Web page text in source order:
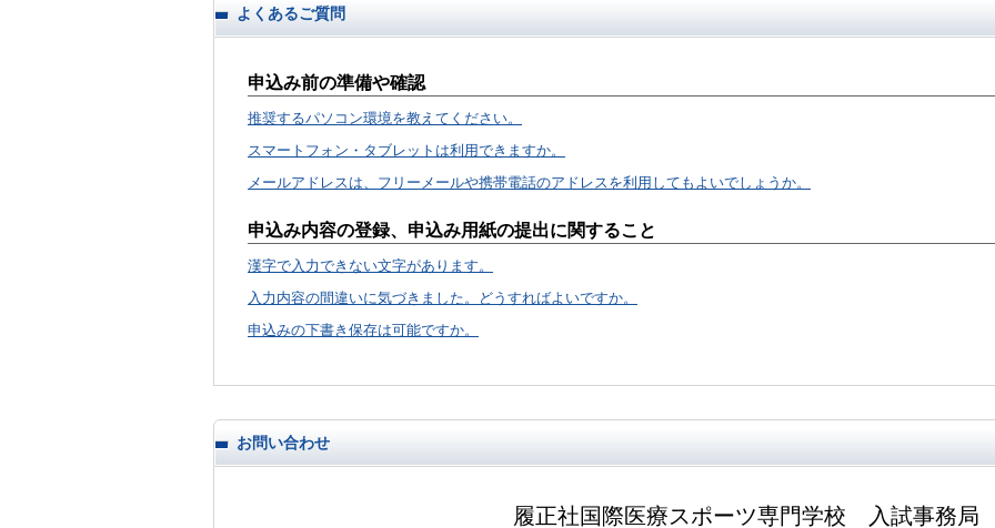
よくあるご質問
申込み前の準備や確認
推奨するパソコン環境を教えてください。
スマートフォン・タブレットは利用できますか。
メールアドレスは、フリーメールや携帯電話のアドレスを利用してもよいでしょうか。
申込み内容の登録、申込み用紙の提出に関すること
漢字で入力できない文字があります。
入力内容の間違いに気づきました。どうすればよいですか。
申込みの下書き保存は可能ですか。
お問い合わせ
履正社国際医療スポーツ専門学校 入試事務局